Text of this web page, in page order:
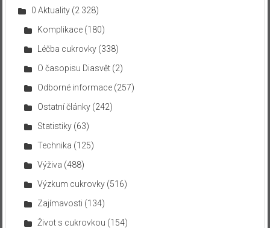
0 Aktuality(2 328)
Komplikace(180)
Léčba cukrovky(338)
O časopisu Diasvět(2)
Odborné informace(257)
Ostatní články(242)
Statistiky(63)
Technika (125)
Výživa (488)
Výzkum cukrovky(516)
Zajímavosti (134)
Život s cukrovkou (154)